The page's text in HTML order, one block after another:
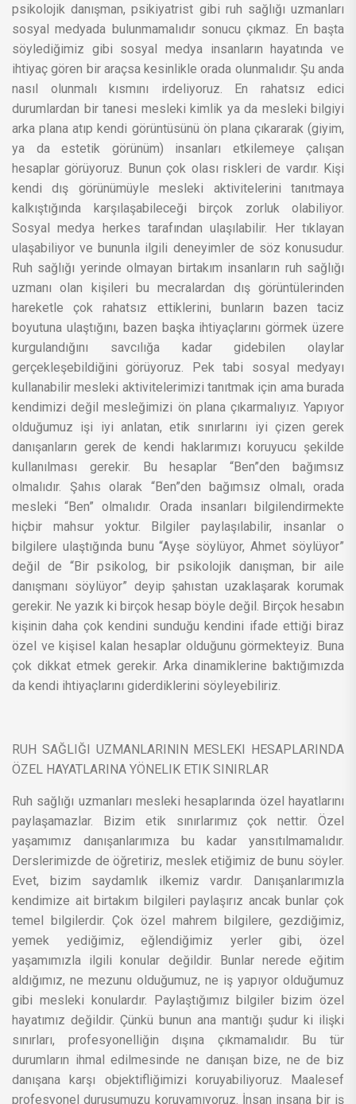
psikolojik danışman, psikiyatrist gibi ruh sağlığı uzmanları
sosyal medyada bulunmamalıdır sonucu çıkmaz. En başta
söylediğimiz gibi sosyal medya insanların hayatında ve
ihtiyaç gören bir araçsa kesinlikle orada olunmalıdır. Şu anda
nasıl olunmalı kısmını irdeliyoruz. En rahatsız edici
durumlardan bir tanesi mesleki kimlik ya da mesleki bilgiyi
arka plana atıp kendi görüntüsünü ön plana çıkararak (giyim,
ya da estetik görünüm) insanları etkilemeye çalışan
hesaplar görüyoruz. Bunun çok olası riskleri de vardır. Kişi
kendi dış görünümüyle mesleki aktivitelerini tanıtmaya
kalkıştığında karşılaşabileceği birçok zorluk olabiliyor.
Sosyal medya herkes tarafından ulaşılabilir. Her tıklayan
ulaşabiliyor ve bununla ilgili deneyimler de söz konusudur.
Ruh sağlığı yerinde olmayan birtakım insanların ruh sağlığı
uzmanı olan kişileri bu mecralardan dış görüntülerinden
hareketle çok rahatsız ettiklerini, bunların bazen taciz
boyutuna ulaştığını, bazen başka ihtiyaçlarını görmek üzere
kurgulandığını savcılığa kadar gidebilen olaylar
gerçekleşebildiğini görüyoruz. Pek tabi sosyal medyayı
kullanabilir mesleki aktivitelerimizi tanıtmak için ama burada
kendimizi değil mesleğimizi ön plana çıkarmalıyız. Yapıyor
olduğumuz işi iyi anlatan, etik sınırlarını iyi çizen gerek
danışanların gerek de kendi haklarımızı koruyucu şekilde
kullanılması gerekir. Bu hesaplar “Ben”den bağımsız
olmalıdır. Şahıs olarak “Ben”den bağımsız olmalı, orada
mesleki “Ben” olmalıdır. Orada insanları bilgilendirmekte
hiçbir mahsur yoktur. Bilgiler paylaşılabilir, insanlar o
bilgilere ulaştığında bunu “Ayşe söylüyor, Ahmet söylüyor”
değil de “Bir psikolog, bir psikolojik danışman, bir aile
danışmanı söylüyor” deyip şahıstan uzaklaşarak korumak
gerekir. Ne yazık ki birçok hesap böyle değil. Birçok hesabın
kişinin daha çok kendini sunduğu kendini ifade ettiği biraz
özel ve kişisel kalan hesaplar olduğunu görmekteyiz. Buna
çok dikkat etmek gerekir. Arka dinamiklerine baktığımızda
da kendi ihtiyaçlarını giderdiklerini söyleyebiliriz.
RUH SAĞLIĞI UZMANLARININ MESLEKI HESAPLARINDA
ÖZEL HAYATLARINA YÖNELIK ETIK SINIRLAR
Ruh sağlığı uzmanları mesleki hesaplarında özel hayatlarını
paylaşamazlar. Bizim etik sınırlarımız çok nettir. Özel
yaşamımız danışanlarımıza bu kadar yansıtılmamalıdır.
Derslerimizde de öğretiriz, meslek etiğimiz de bunu söyler.
Evet, bizim saydamlık ilkemiz vardır. Danışanlarımızla
kendimize ait birtakım bilgileri paylaşırız ancak bunlar çok
temel bilgilerdir. Çok özel mahrem bilgilere, gezdiğimiz,
yemek yediğimiz, eğlendiğimiz yerler gibi, özel
yaşamımızla ilgili konular değildir. Bunlar nerede eğitim
aldığımız, ne mezunu olduğumuz, ne iş yapıyor olduğumuz
gibi mesleki konulardır. Paylaştığımız bilgiler bizim özel
hayatımız değildir. Çünkü bunun ana mantığı şudur ki ilişki
sınırları, profesyonelliğin dışına çıkmamalıdır. Bu tür
durumların ihmal edilmesinde ne danışan bize, ne de biz
danışana karşı objektifliğimizi koruyabiliyoruz. Maalesef
profesyonel duruşumuzu koruyamıyoruz. İnsan insana bir iş